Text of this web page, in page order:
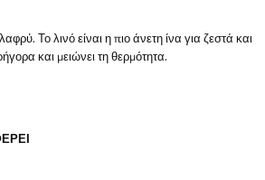
Το λινό είναι η πιο άνετη ίνα για ζεστά και
και μειώνει τη θερμότητα.